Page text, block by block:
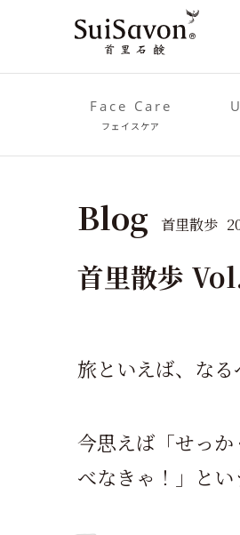
Face Care
フェイスケア
Blog 首里散歩
首里散歩
旅といえば、なる
今思えば「せっ
べなきゃ！」とい